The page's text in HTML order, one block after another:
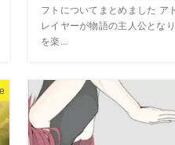
フトについてまとめました ア
レイヤーが物語の主人公とな
を楽...